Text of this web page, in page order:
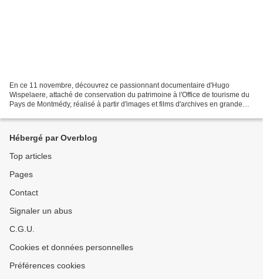
En ce 11 novembre, découvrez ce passionnant documentaire d'Hugo
Wispelaere, attaché de conservation du patrimoine à l'Office de tourisme du
Pays de Montmédy, réalisé à partir d'images et films d'archives en grande
Hébergé par Overblog
Top articles
Pages
Contact
Signaler un abus
C.G.U.
Cookies et données personnelles
Préférences cookies